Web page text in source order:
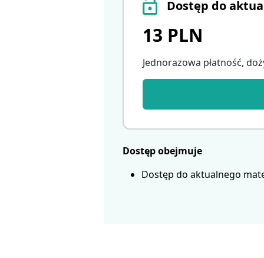
Dostęp do
13 PLN
Jednorazowa płatność,
Dostęp obejmuje
Dostęp do aktualnego